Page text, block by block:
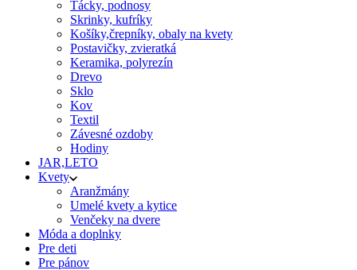
Tácky, podnosy
Skrinky, kufríky
Košíky,črepníky, obaly na kvety
Postavičky, zvieratká
Keramika, polyrezín
Drevo
Sklo
Kov
Textil
Závesné ozdoby
Hodiny
JAR,LETO
Kvety
Aranžmány
Umelé kvety a kytice
Venčeky na dvere
Móda a doplnky
Pre deti
Pre pánov